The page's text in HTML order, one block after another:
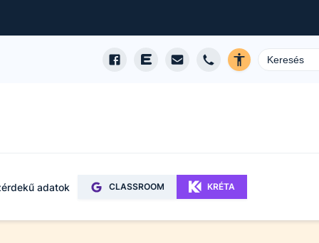
adatok CLASSROOM KRÉTA